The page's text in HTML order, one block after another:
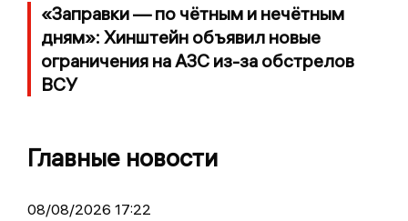
«Заправки — по чётным и нечётным
дням»: Хинштейн объявил новые
ограничения на АЗС из-за обстрелов
ВСУ
Главные новости
08/08/2026 17:22